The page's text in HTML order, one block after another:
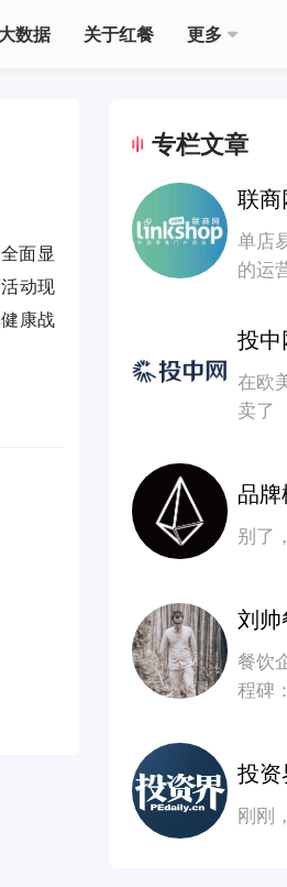
数据 关于红餐 更多
面显
动现
康战
专栏文章
联
单店
的运
投
在欧
卖了
品
别了
刘
餐饮
程碑
投
刚刚